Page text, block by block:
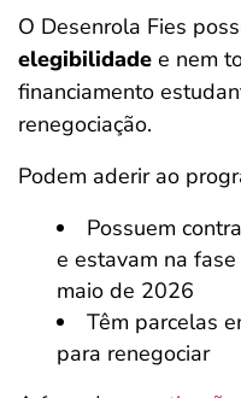
O Desenrola Fies
elegibilidade e nem
financiamento
renegociação.
Podem aderir ao
Possuem
e estavam na
maio de 2026
Têm parcelas
para renegociar